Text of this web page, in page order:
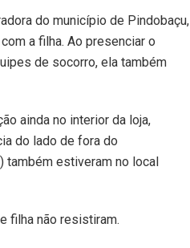
do município de Pindobaçu,
a filha. Ao presenciar o
de socorro, ela também
ainda no interior da loja,
do lado de fora do
também estiveram no local
filha não resistiram.